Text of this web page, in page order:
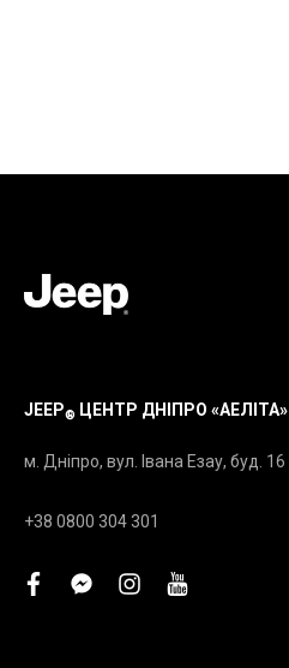
JEEP® ЦЕНТР ДНІПРО «АЕЛІТА»
м. Дніпро, вул. Івана Езау, буд. 16
+38 0800 304 301
facebookfacebook-
instagram
youtube